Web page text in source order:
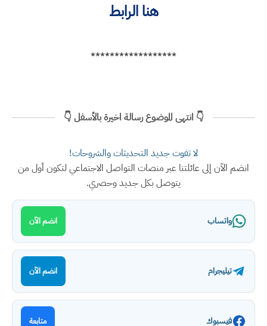
هنا الرابط
******************
👇 انتهى الموضوع رسالة اخيرة بالأسفل 👇
لا تفوت جديد التحديثات والشروحات!
انضم الآن إلى عائلتنا عبر منصات التواصل الاجتماعي لتكون أول من
يتوصل بكل جديد وحصري.
واتساب انضم الآن
تيليجرام انضم الآن
فيسبوك متابعة